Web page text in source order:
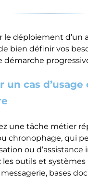
le déploiement d’un
bien définir vos
démarche
un cas d’usage
une tâche métier
chronophage, qui
ou
les outils et
messagerie, bases